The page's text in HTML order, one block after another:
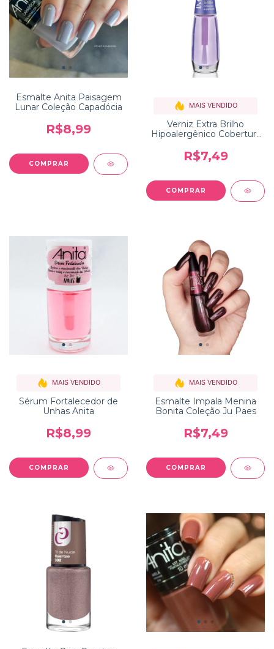
Esmalte Anita Paisagem
Lunar Coleção Capadócia
R$8,99
MAIS VENDIDO
Verniz Extra Brilho
Hipoalergênico Cobertura
R$7,49
MAIS VENDIDO
Sérum Fortalecedor de
Unhas Anita
R$8,99
MAIS VENDIDO
Esmalte Impala Menina
Bonita Coleção Ju Paes
R$7,49